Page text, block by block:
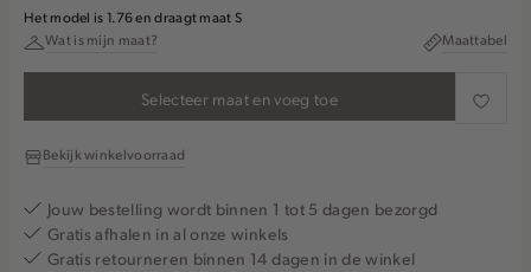
Het model is 1.76 en draagt maat S
Wat is mijn maat?
Maattabel
Selecteer maat en voeg toe
Bekijk winkelvoorraad
Jouw bestelling wordt binnen 1 tot 5 dagen bezorgd
Gratis afhalen in al onze winkels
Gratis retourneren binnen 14 dagen in de winkel